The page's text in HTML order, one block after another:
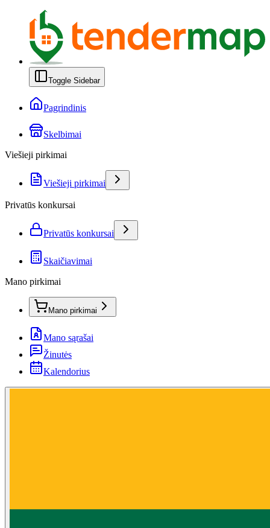
Toggle Sidebar
Pagrindinis
Skelbimai
Viešieji pirkimai
Viešieji pirkimai
Privatūs konkursai
Privatūs konkursai
Skaičiavimai
Mano pirkimai
Mano pirkimai
Mano sąrašai
Žinutės
Kalendorius